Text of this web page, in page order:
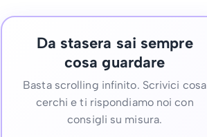
Da stasera sai sempre
cosa guardare
Basta scrolling infinito. Scrivici cosa
cerchi e ti rispondiamo noi con
consigli su misura.